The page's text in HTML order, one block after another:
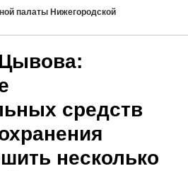
палаты Нижегородской
средств
несколько